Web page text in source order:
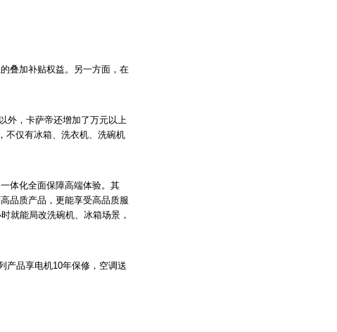
叠加补贴权益。另一方面，在
外，卡萨帝还增加了万元以上
不仅有冰箱、洗衣机、洗碗机
体化全面保障高端体验。其
品质产品，更能享受高品质服
就能局改洗碗机、冰箱场景，
产品享电机10年保修，空调送